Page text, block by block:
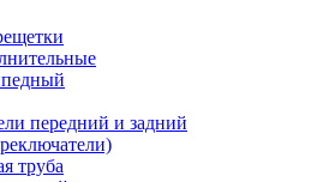
передний и задний
труба